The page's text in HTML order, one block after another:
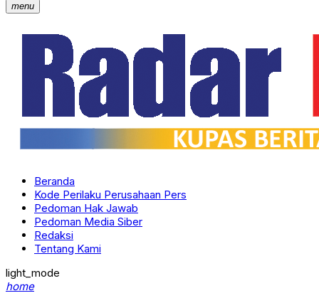
menu
Beranda
Kode Perilaku Perusahaan Pers
Pedoman Hak Jawab
Pedoman Media Siber
Redaksi
Tentang Kami
light_mode
home